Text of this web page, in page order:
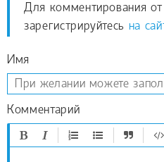
Для комментирования
зарегистрируйтесь на
Имя
Комментарий